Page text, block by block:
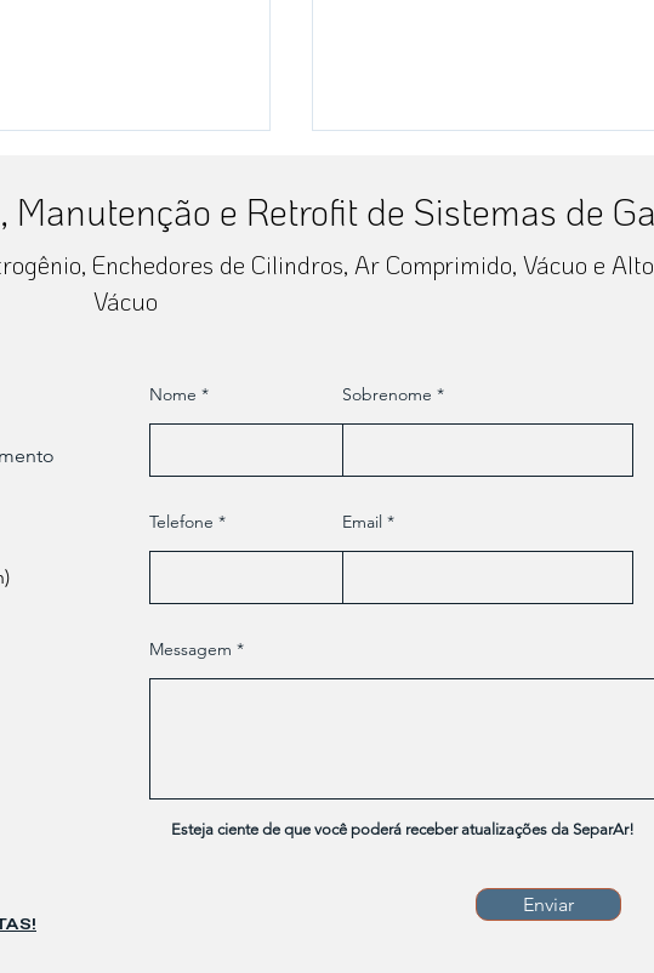
2024
Enchedores de Cilindros, Ar Comprimido, Vácuo e Alto
Vácuo
Nome Sobrenome
Telefone Email
Messagem
Esteja ciente de que você poderá receber atualizações da SeparAr!
Enviar
Manutenção e Retrofit de Sistemas de